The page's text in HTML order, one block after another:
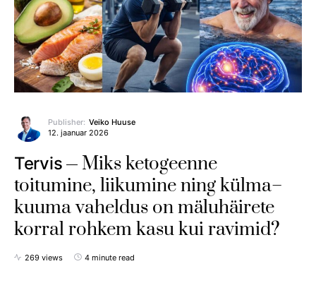
Publisher: Veiko Huuse
12. jaanuar 2026
Tervis
Miks ketogeenne
toitumine, liikumine ning külma–
kuuma vaheldus on mäluhäirete
korral rohkem kasu kui ravimid?
269 views 4 minute read